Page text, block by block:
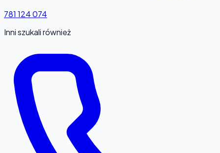
781 124 074
Inni szukali również